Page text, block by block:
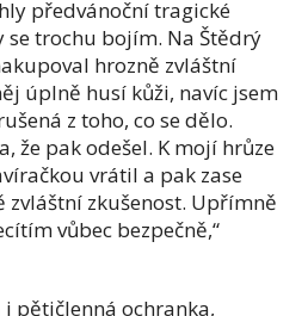
předvánoční tragické
se trochu bojím. Na Štědrý
hrozně zvláštní
úplně husí kůži, navíc jsem
z toho, co se dělo.
že pak odešel. K mojí hrůze
vrátil a pak zase
zvláštní zkušenost. Upřímně
vůbec bezpečně,“
i pětičlenná ochranka,